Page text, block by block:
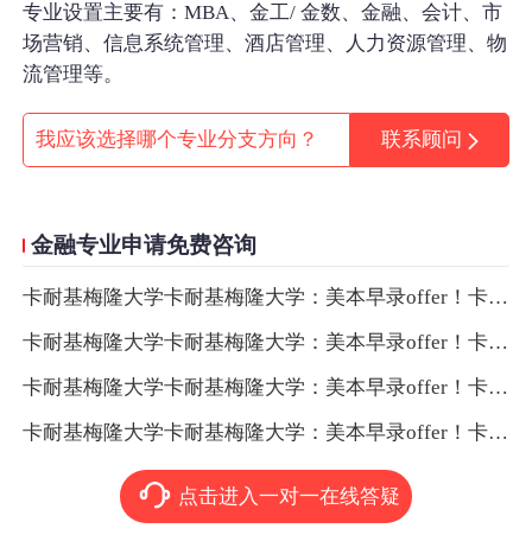
专业设置主要有：MBA、金工/ 金数、金融、会计、市
场营销、信息系统管理、酒店管理、人力资源管理、物
流管理等。
我应该选择哪个专业分支方向？ 联系顾问
金融专业申请免费咨询
卡耐基梅隆大学卡耐基梅隆大学：美本早录offer！卡耐基梅隆大学卡耐基梅隆大学：美本早录offer！
卡耐基梅隆大学卡耐基梅隆大学：美本早录offer！卡耐基梅隆大学卡耐基梅隆大学：美本早录offer！
卡耐基梅隆大学卡耐基梅隆大学：美本早录offer！卡耐基梅隆大学卡耐基梅隆大学：美本早录offer！
卡耐基梅隆大学卡耐基梅隆大学：美本早录offer！卡耐基梅隆大学卡耐基梅隆大学：美本早录offer！
点击进入一对一在线答疑